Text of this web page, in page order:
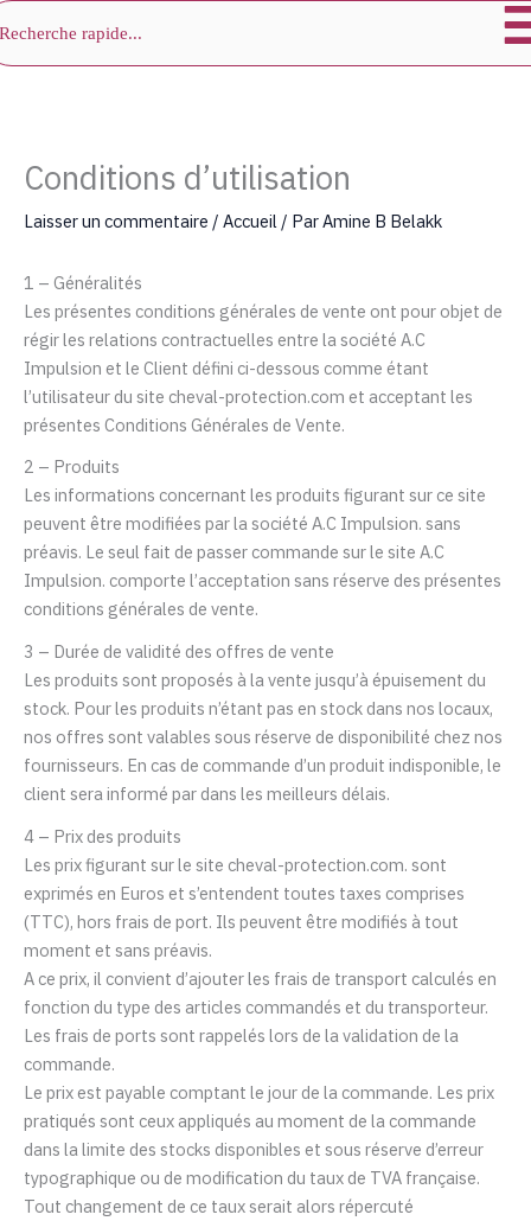
au
contenu
Conditions d’utilisation
Laisser un commentaire / Accueil / ParAmine B Belakk
1 – Généralités
Les présentes conditions générales de vente ont pour objet de
régir les relations contractuelles entre la société A.C
Impulsion et le Client défini ci-dessous comme étant
l’utilisateur du site cheval-protection.com et acceptant les
présentes Conditions Générales de Vente.
2 – Produits
Les informations concernant les produits figurant sur ce site
peuvent être modifiées par la société A.C Impulsion. sans
préavis. Le seul fait de passer commande sur le site A.C
Impulsion. comporte l’acceptation sans réserve des présentes
conditions générales de vente.
3 – Durée de validité des offres de vente
Les produits sont proposés à la vente jusqu’à épuisement du
stock. Pour les produits n’étant pas en stock dans nos locaux,
nos offres sont valables sous réserve de disponibilité chez nos
fournisseurs. En cas de commande d’un produit indisponible, le
client sera informé par dans les meilleurs délais.
4 – Prix des produits
Les prix figurant sur le site cheval-protection.com. sont
exprimés en Euros et s’entendent toutes taxes comprises
(TTC), hors frais de port. Ils peuvent être modifiés à tout
moment et sans préavis.
A ce prix, il convient d’ajouter les frais de transport calculés en
fonction du type des articles commandés et du transporteur.
Les frais de ports sont rappelés lors de la validation de la
commande.
Le prix est payable comptant le jour de la commande. Les prix
pratiqués sont ceux appliqués au moment de la commande
dans la limite des stocks disponibles et sous réserve d’erreur
typographique ou de modification du taux de TVA française.
Tout changement de ce taux serait alors répercuté